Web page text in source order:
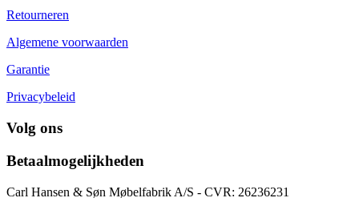
Retourneren
Algemene voorwaarden
Garantie
Privacybeleid
Volg ons
Betaalmogelijkheden
Carl Hansen & Søn Møbelfabrik A/S - CVR: 26236231